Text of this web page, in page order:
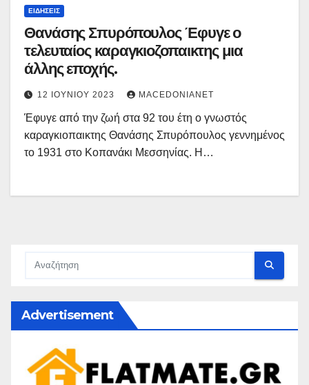
ΕΙΔΉΣΕΙΣ
Θανάσης Σπυρόπουλος Έφυγε ο
τελευταίος καραγκιοζοπαικτης μια
άλλης εποχής.
12 ΙΟΥΝΊΟΥ 2023 MACEDONIANET
Έφυγε από την ζωή στα 92 του έτη ο γνωστός
καραγκιοπαικτης Θανάσης Σπυρόπουλος γεννημένος
το 1931 στο Κοπανάκι Μεσσηνίας. Η…
Advertisement